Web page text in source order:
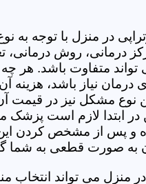
در منزل با توجه به
درمانی، روش درمانی،
تواند متفاوت باشد. هر
درمان نیاز باشد، هزینه
مشکل نیز در قیمت آن
در ابتدا لازم است
و پس از مشخص کردن
به صورت قطعی به شما
در منزل می تواند انتخاب